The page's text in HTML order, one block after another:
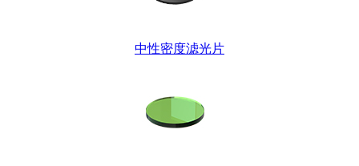
中性密度滤光片